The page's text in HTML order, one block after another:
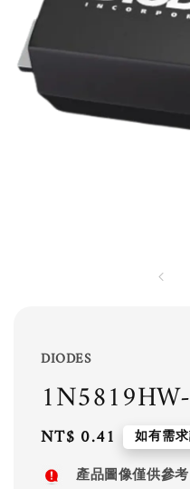
DIODES
Regular
price
NT$ 0.41 如有需
產品圖像僅供參